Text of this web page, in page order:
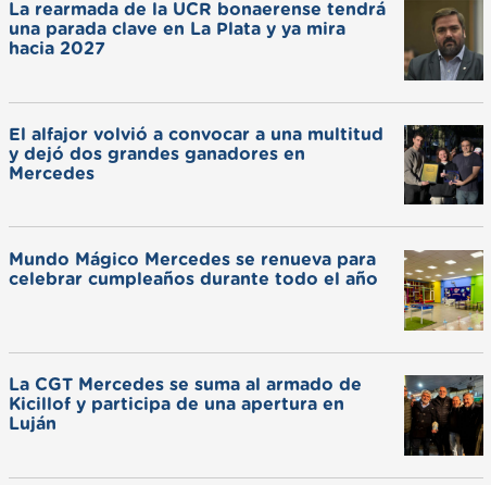
La rearmada de la UCR bonaerense tendrá
una parada clave en La Plata y ya mira
hacia 2027
El alfajor volvió a convocar a una multitud
y dejó dos grandes ganadores en
Mercedes
Mundo Mágico Mercedes se renueva para
celebrar cumpleaños durante todo el año
La CGT Mercedes se suma al armado de
Kicillof y participa de una apertura en
Luján